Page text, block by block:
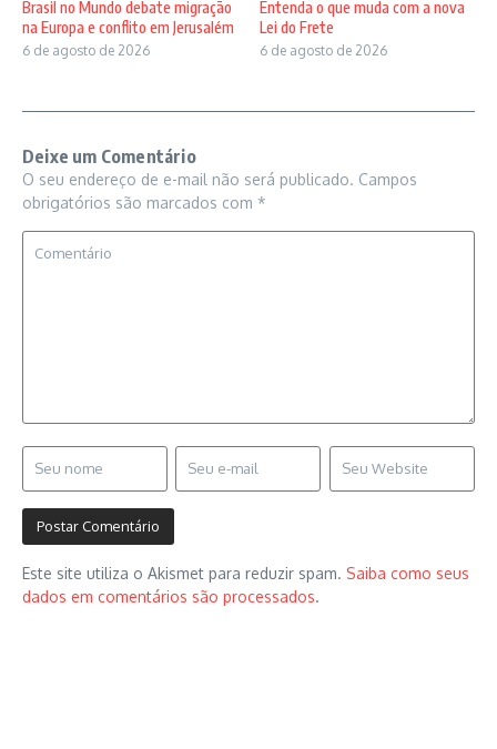
Brasil no Mundo debate migração
na Europa e conflito em Jerusalém
6 de agosto de 2026
Entenda o que muda com a nova
Lei do Frete
6 de agosto de 2026
Deixe um Comentário
O seu endereço de e-mail não será publicado. Campos
obrigatórios são marcados com *
Este site utiliza o Akismet para reduzir spam. Saiba como seus
dados em comentários são processados.